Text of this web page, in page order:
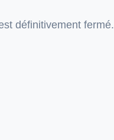
définitivement fermé.